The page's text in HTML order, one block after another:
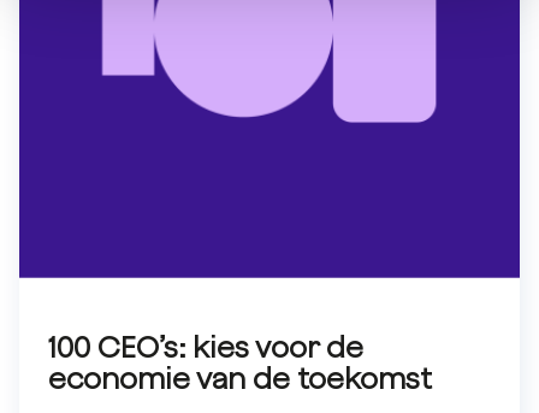
100 CEO’s: kies voor de
economie van de toekomst